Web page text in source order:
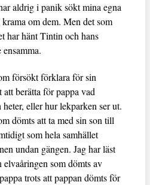
aldrig i panik sökt mina egna
om dem. Men det som
har hänt Tintin och hans
försökt förklara för sin
berätta för pappa vad
eller hur lekparken ser ut.
dömts att ta med sin son till
som hela samhället
undan gängen. Jag har läst
som dömts av
trots att pappan dömts för